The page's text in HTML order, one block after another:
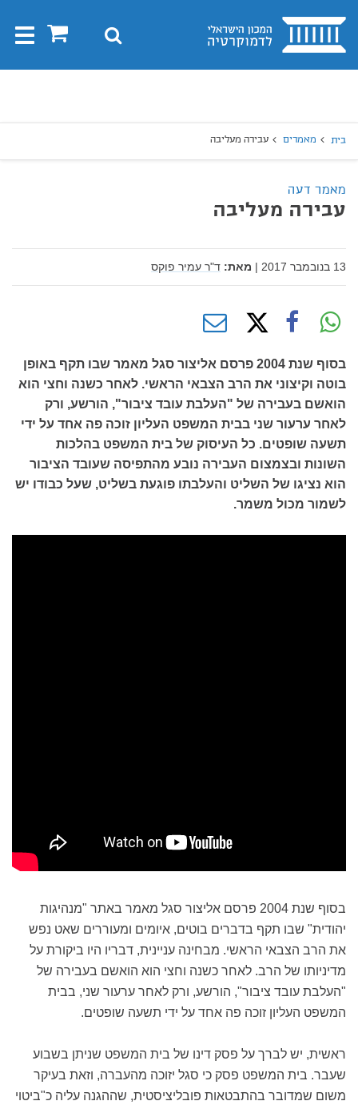
בית 0 חיפוש
בית מאמרים עבירה מעליבה
מאמר דעה
עבירה מעליבה
13 בנובמבר 2017 | מאת: ד"ר עמיר פוקס
בסוף שנת 2004 פרסם אליצור סגל מאמר שבו תקף באופן
בוטה וקיצוני את הרב הצבאי הראשי. לאחר כשנה וחצי הוא
הואשם בעבירה של "העלבת עובד ציבור", הורשע, ורק
לאחר ערעור שני בבית המשפט העליון זוכה פה אחד על ידי
תשעה שופטים. כל העיסוק של בית המשפט בהלכות
השונות ובצמצום העבירה נובע מהתפיסה שעובד הציבור
הוא נציגו של השליט והעלבתו פוגעת בשליט, שעל כבודו יש
לשמור מכול משמר.
בסוף שנת 2004 פרסם אליצור סגל מאמר באתר "מנהיגות
יהודית" שבו תקף בדברים בוטים, איומים ומעוררים שאט נפש
את הרב הצבאי הראשי. מבחינה עניינית, דבריו היו ביקורת על
מדיניותו של הרב. לאחר כשנה וחצי הוא הואשם בעבירה של
"העלבת עובד ציבור", הורשע, ורק לאחר ערעור שני, בבית
המשפט העליון זוכה פה אחד על ידי תשעה שופטים.
ראשית, יש לברך על פסק דינו של בית המשפט שניתן בשבוע
שעבר. בית המשפט פסק כי סגל יזוכה מהעברה, וזאת בעיקר
משום שמדובר בהתבטאות פובליציסטית, שההגנה עליה כ"ביטוי